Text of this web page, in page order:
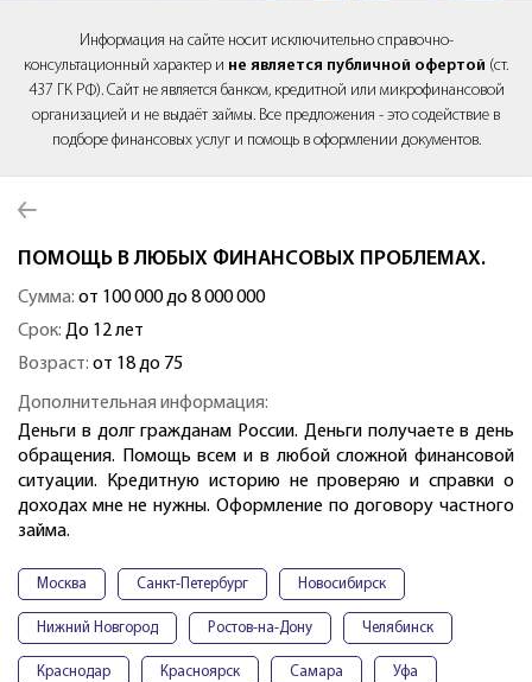
Информация на сайте носит исключительно справочно-
консультационный характер и не является публичной офертой (ст.
437 ГК РФ). Сайт не является банком, кредитной или микрофинансовой
организацией и не выдаёт займы. Все предложения - это содействие в
подборе финансовых услуг и помощь в оформлении документов.
ПОМОЩЬ В ЛЮБЫХ ФИНАНСОВЫХ ПРОБЛЕМАХ.
Сумма: от 100 000 до 8 000 000
Срок: До 12 лет
Возраст: от 18 до 75
Дополнительная информация:
Деньги в долг гражданам России. Деньги получаете в день
обращения. Помощь всем и в любой сложной финансовой
ситуации. Кредитную историю не проверяю и справки о
доходах мне не нужны. Оформление по договору частного
займа.
Москва Санкт-Петербург Новосибирск
Нижний Новгород Ростов-на-Дону Челябинск
Краснодар Красноярск Самара Уфа